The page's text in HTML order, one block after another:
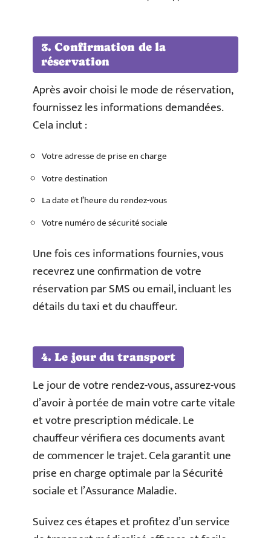
3. Confirmation de la
réservation
Après avoir choisi le mode de réservation,
fournissez les informations demandées.
Cela inclut :
Votre adresse de prise en charge
Votre destination
La date et l’heure du rendez-vous
Votre numéro de sécurité sociale
Une fois ces informations fournies, vous
recevrez une confirmation de votre
réservation par SMS ou email, incluant les
détails du taxi et du chauffeur.
4. Le jour du transport
Le jour de votre rendez-vous, assurez-vous
d’avoir à portée de main votre carte vitale
et votre prescription médicale. Le
chauffeur vérifiera ces documents avant
de commencer le trajet. Cela garantit une
prise en charge optimale par la Sécurité
sociale et l’Assurance Maladie.
Suivez ces étapes et profitez d’un service